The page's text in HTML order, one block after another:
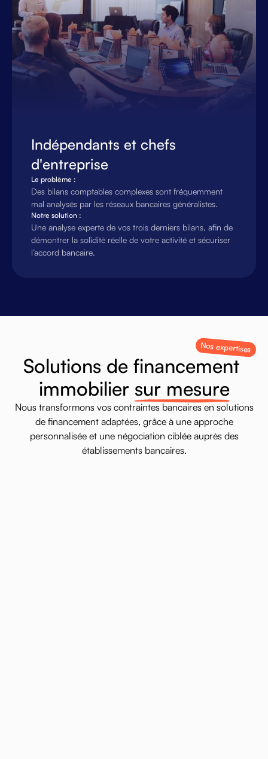
Indépendants et chefs
d'entreprise
Le problème :
Des bilans comptables complexes sont fréquemment
mal analysés par les réseaux bancaires généralistes.
Notre solution :
Une analyse experte de vos trois derniers bilans, afin de
démontrer la solidité réelle de votre activité et sécuriser
l’accord bancaire.
Solutions de financement
immobilier sur mesure
Nous transformons vos contraintes bancaires en solutions
de financement adaptées, grâce à une approche
personnalisée et une négociation ciblée auprès des
établissements bancaires.
Nos expertises